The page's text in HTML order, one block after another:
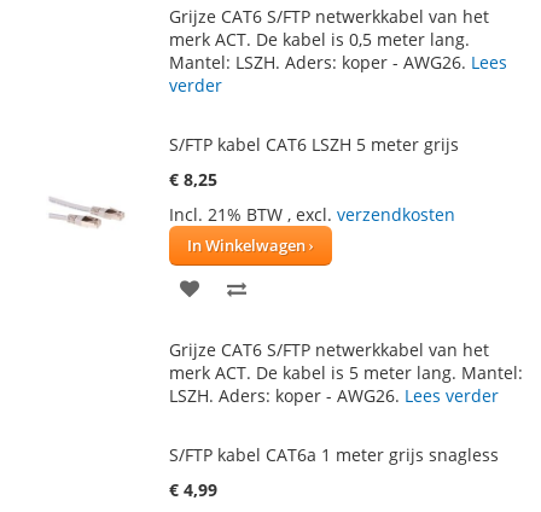
AAN
VERLANGLIJST
TE
VERGELIJKEN
Grijze CAT6 S/FTP netwerkkabel van het
merk ACT. De kabel is 0,5 meter lang.
Mantel: LSZH. Aders: koper - AWG26. Lees
verder
S/FTP kabel CAT6 LSZH 5 meter grijs
€ 8,25
Incl. 21% BTW , excl. verzendkosten
In Winkelwagen
VOEG
AAN
VERLANGLIJST
TE
VERGELIJKEN
Grijze CAT6 S/FTP netwerkkabel van het
merk ACT. De kabel is 5 meter lang. Mantel:
LSZH. Aders: koper - AWG26. Lees verder
S/FTP kabel CAT6a 1 meter grijs snagless
€ 4,99